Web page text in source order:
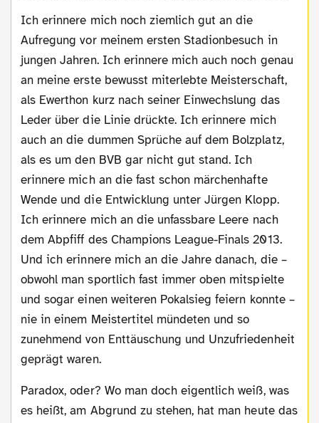
Ich erinnere mich noch ziemlich gut an die
Aufregung vor meinem ersten Stadionbesuch in
jungen Jahren. Ich erinnere mich auch noch genau
an meine erste bewusst miterlebte Meisterschaft,
als Ewerthon kurz nach seiner Einwechslung das
Leder über die Linie drückte. Ich erinnere mich
auch an die dummen Sprüche auf dem Bolzplatz,
als es um den BVB gar nicht gut stand. Ich
erinnere mich an die fast schon märchenhafte
Wende und die Entwicklung unter Jürgen Klopp.
Ich erinnere mich an die unfassbare Leere nach
dem Abpfiff des Champions League-Finals 2013.
Und ich erinnere mich an die Jahre danach, die –
obwohl man sportlich fast immer oben mitspielte
und sogar einen weiteren Pokalsieg feiern konnte –
nie in einem Meistertitel mündeten und so
zunehmend von Enttäuschung und Unzufriedenheit
geprägt waren.
Paradox, oder? Wo man doch eigentlich weiß, was
es heißt, am Abgrund zu stehen, hat man heute das